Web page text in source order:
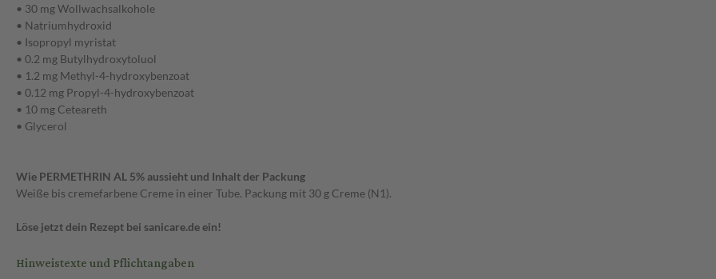
• 30 mg Wollwachsalkohole
• Natriumhydroxid
• Isopropyl myristat
• 0.2 mg Butylhydroxytoluol
• 1.2 mg Methyl-4-hydroxybenzoat
• 0.12 mg Propyl-4-hydroxybenzoat
• 10 mg Ceteareth
• Glycerol
Wie PERMETHRIN AL 5% aussieht und Inhalt der Packung
Weiße bis cremefarbene Creme in einer Tube. Packung mit 30 g Creme (N1).
Löse jetzt dein Rezept bei sanicare.de ein!
Hinweistexte und Pflichtangaben